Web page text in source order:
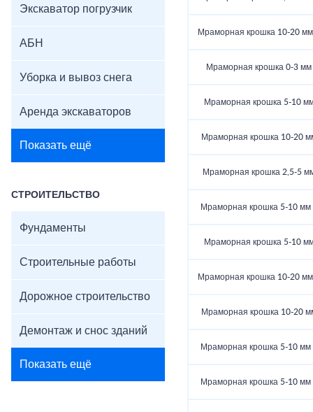
Экскаватор погрузчик
АБН
Уборка и вывоз снега
Аренда экскаваторов
Показать ещё
СТРОИТЕЛЬСТВО
Фундаменты
Строительные работы
Дорожное строительство
Демонтаж и снос зданий
Показать ещё
Мраморная крошка 10-20 мм
Мраморная крошка 0-3 мм
Мраморная крошка 5-10 мм
Мраморная крошка 10-20
Мраморная крошка 2,5-5
Мраморная крошка 5-10 мм
Мраморная крошка 5-10 мм
Мраморная крошка 10-20 мм
Мраморная крошка 10-20
Мраморная крошка 5-10 мм
Мраморная крошка 5-10 мм